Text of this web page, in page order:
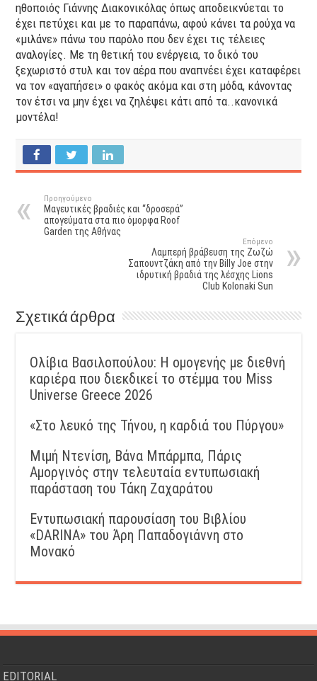
ηθοποιός Γιάννης Διακονικόλας όπως αποδεικνύεται το
έχει πετύχει και με το παραπάνω, αφού κάνει τα ρούχα να
«μιλάνε» πάνω του παρόλο που δεν έχει τις τέλειες
αναλογίες. Με τη θετική του ενέργεια, το δικό του
ξεχωριστό στυλ και τον αέρα που αναπνέει έχει καταφέρει
να τον «αγαπήσει» ο φακός ακόμα και στη μόδα, κάνοντας
τον έτσι να μην έχει να ζηλέψει κάτι από τα..κανονικά
μοντέλα!
Προηγούμενο
Μαγευτικές βραδιές και “δροσερά”
απογεύματα στα πιο όμορφα Roof
Garden της Αθήνας
Επόμενο
Λαμπερή βράβευση της Ζωζώ
Σαπουντζάκη από την Billy Joe στην
ιδρυτική βραδιά της λέσχης Lions
Club Kolonaki Sun
Σχετικά άρθρα
Ολίβια Βασιλοπούλου: Η ομογενής με διεθνή
καριέρα που διεκδικεί το στέμμα του Miss
Universe Greece 2026
«Στο λευκό της Τήνου, η καρδιά του Πύργου»
Μιμή Ντενίση, Βάνα Μπάρμπα, Πάρις
Αμοργινός στην τελευταία εντυπωσιακή
παράσταση του Τάκη Ζαχαράτου
Εντυπωσιακή παρουσίαση του Βιβλίου
«DARINA» του Άρη Παπαδογιάννη στο
Μονακό
EDITORIAL